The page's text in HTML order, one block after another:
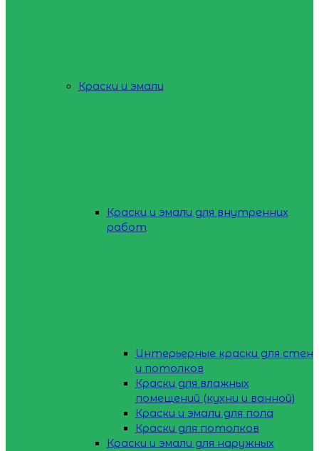
Краски и эмали
Краски и эмали для внутренних
работ
Интерьерные краски для стен
и потолков
Краски для влажных
помещений (кухни и ванной)
Краски и эмали для пола
Краски для потолков
Краски и эмали для наружных